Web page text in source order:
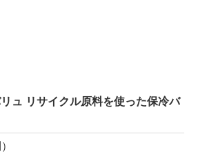
ュ リサイクル原料を使った保冷バ